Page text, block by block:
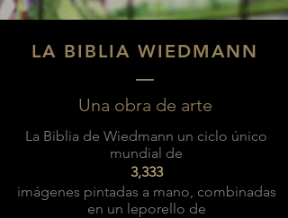
LA BIBLIA WIEDMANN
––
Una obra de arte
La Biblia de Wiedmann un ciclo único
mundial de
3,333
imágenes pintadas a mano, combinadas
en un leporello de